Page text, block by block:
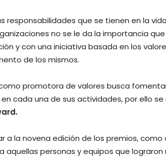
responsabilidades que se tienen en la
no se le da la importancia
y con una iniciativa basada en los
de los mismos.
promotora de valores busca
cada una de sus actividades, por ello
a la novena edición de los premios,
aquellas personas y equipos que